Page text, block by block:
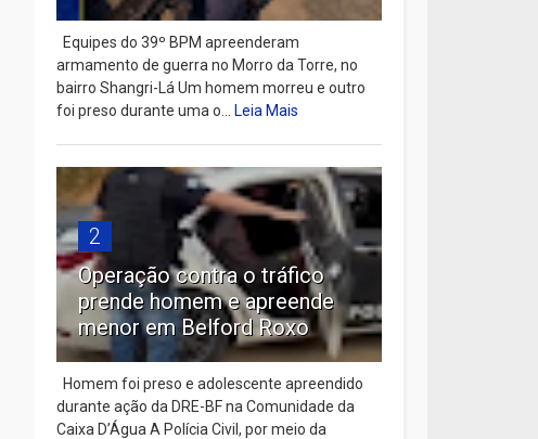
Equipes do 39º BPM apreenderam
armamento de guerra no Morro da Torre, no
bairro Shangri-Lá Um homem morreu e outro
foi preso durante uma o...Leia Mais
2
Operação contra o tráfico
prende homem e apreende
menor em Belford Roxo
Homem foi preso e adolescente apreendido
durante ação da DRE-BF na Comunidade da
Caixa D’Água A Polícia Civil, por meio da